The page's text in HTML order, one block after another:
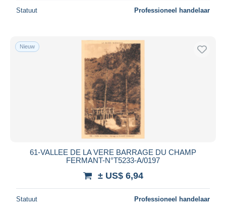
Statuut Professioneel handelaar
Nieuw
61-VALLEE DE LA VERE BARRAGE DU CHAMP
FERMANT-N°T5233-A/0197
± US$ 6,94
Statuut Professioneel handelaar